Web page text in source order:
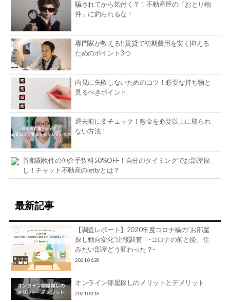
騙されてから気付く？！不動産屋の「おとり物
件」に釣られるな！
専門家が教える!!賃貸で初期費用を安く抑える
ためのポイント3つ
内見に失敗しないためのコツ！必要な持ち物と
見るべきポイント
退去前に要チェック！敷金を必要以上に取られ
ない方法！
首都圏物件の仲介手数料50%OFF！自分のタイミングでお部屋探
し！チャット不動産のiettyとは？
最新記事
【調査レポート】2020年度コロナ禍の”お部屋
探し動向変化”比較調査 -コロナの前と後、住
みたい部屋どう変わった？-
2021.06.28
オンライン部屋探しのメリットとデメリット
2021.03.18